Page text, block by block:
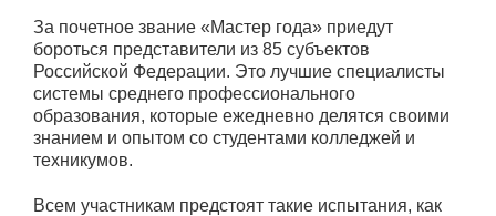
За почетное звание «Мастер года» приедут
бороться представители из 85 субъектов
Российской Федерации. Это лучшие специалисты
системы среднего профессионального
образования, которые ежедневно делятся своими
знанием и опытом со студентами колледжей и
техникумов.
Всем участникам предстоят такие испытания, как